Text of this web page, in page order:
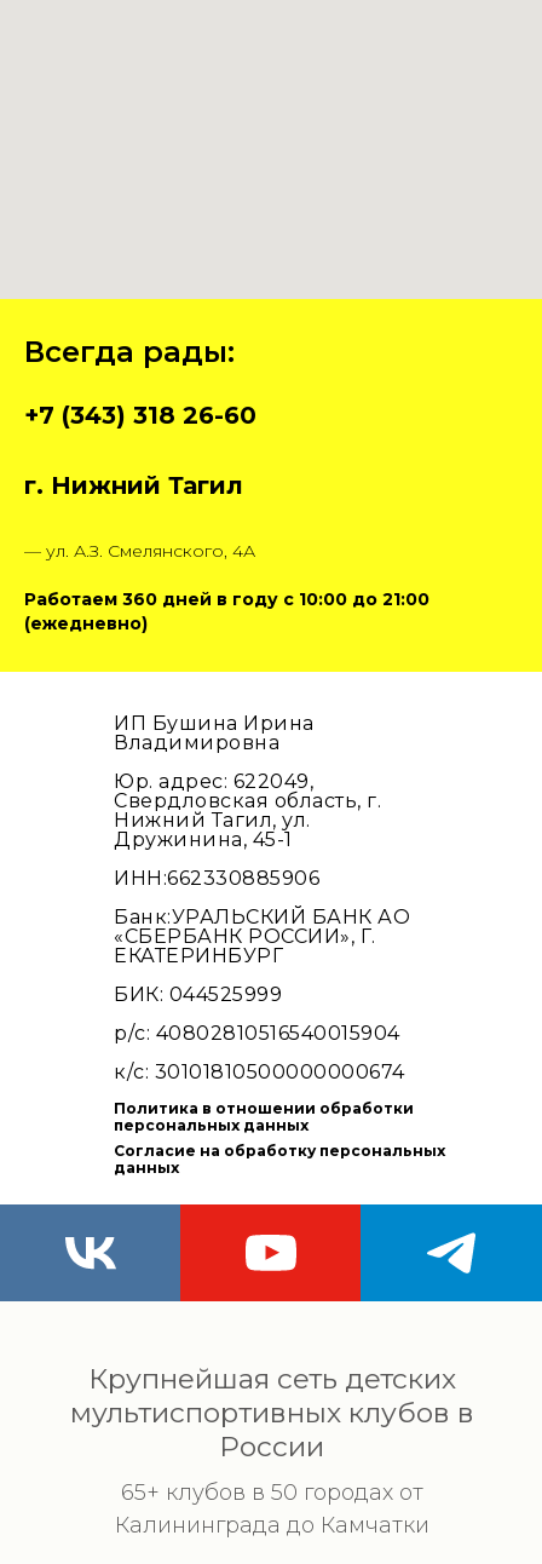
Всегда рады:
+7 (343) 318 26-60
г. Нижний Тагил
— ул. А.З. Смелянского, 4А
Работаем 360 дней в году с 10:00 до 21:00
(ежедневно)
ИП Бушина Ирина
Владимировна
Юр. адрес: 622049,
Свердловская область, г.
Нижний Тагил, ул.
Дружинина, 45-1
ИНН:662330885906
Банк:УРАЛЬСКИЙ БАНК АО
«СБЕРБАНК РОССИИ», Г.
ЕКАТЕРИНБУРГ
БИК: 044525999
р/с: 40802810516540015904
к/с: 30101810500000000674
Политика в отношении обработки
персональных данных
Согласие на обработку персональных
данных
Крупнейшая сеть детских
мультиспортивных клубов в
России
65+ клубов в 50 городах от
Калининграда до Камчатки